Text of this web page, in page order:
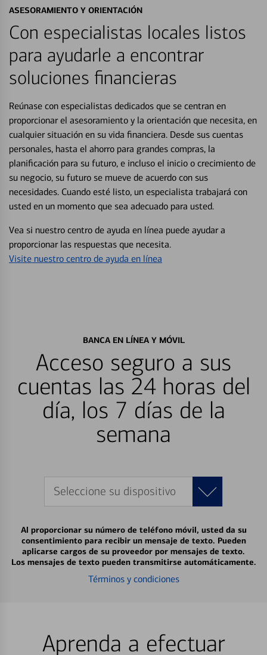
ASESORAMIENTO Y ORIENTACIÓN
Con especialistas locales listos
para ayudarle a encontrar
soluciones financieras
Reúnase con especialistas dedicados que se centran en
proporcionar el asesoramiento y la orientación que necesita, en
cualquier situación en su vida financiera. Desde sus cuentas
personales, hasta el ahorro para grandes compras, la
planificación para su futuro, e incluso el inicio o crecimiento de
su negocio, su futuro se mueve de acuerdo con sus
necesidades. Cuando esté listo, un especialista trabajará con
usted en un momento que sea adecuado para usted.
Vea si nuestro centro de ayuda en línea puede ayudar a
proporcionar las respuestas que necesita.
Visite nuestro centro de ayuda en línea
BANCA EN LÍNEA Y MÓVIL
Acceso seguro a sus
cuentas las 24 horas del
día, los 7 días de la
semana
Seleccione su dispositivo
Al proporcionar su número de teléfono móvil, usted da su
consentimiento para recibir un mensaje de texto. Pueden
aplicarse cargos de su proveedor por mensajes de texto.
Los mensajes de texto pueden transmitirse automáticamente.
Términos y condiciones
Aprenda a efectuar